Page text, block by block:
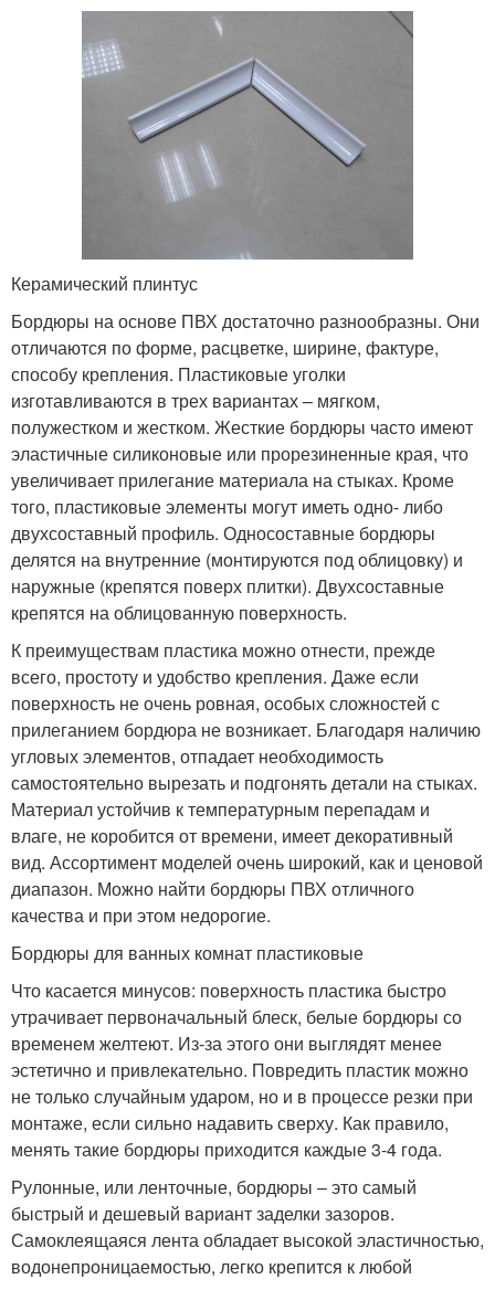
Керамический плинтус
Бордюры на основе ПВХ достаточно разнообразны. Они
отличаются по форме, расцветке, ширине, фактуре,
способу крепления. Пластиковые уголки
изготавливаются в трех вариантах – мягком,
полужестком и жестком. Жесткие бордюры часто имеют
эластичные силиконовые или прорезиненные края, что
увеличивает прилегание материала на стыках. Кроме
того, пластиковые элементы могут иметь одно- либо
двухсоставный профиль. Односоставные бордюры
делятся на внутренние (монтируются под облицовку) и
наружные (крепятся поверх плитки). Двухсоставные
крепятся на облицованную поверхность.
К преимуществам пластика можно отнести, прежде
всего, простоту и удобство крепления. Даже если
поверхность не очень ровная, особых сложностей с
прилеганием бордюра не возникает. Благодаря наличию
угловых элементов, отпадает необходимость
самостоятельно вырезать и подгонять детали на стыках.
Материал устойчив к температурным перепадам и
влаге, не коробится от времени, имеет декоративный
вид. Ассортимент моделей очень широкий, как и ценовой
диапазон. Можно найти бордюры ПВХ отличного
качества и при этом недорогие.
Бордюры для ванных комнат пластиковые
Что касается минусов: поверхность пластика быстро
утрачивает первоначальный блеск, белые бордюры со
временем желтеют. Из-за этого они выглядят менее
эстетично и привлекательно. Повредить пластик можно
не только случайным ударом, но и в процессе резки при
монтаже, если сильно надавить сверху. Как правило,
менять такие бордюры приходится каждые 3-4 года.
Рулонные, или ленточные, бордюры – это самый
быстрый и дешевый вариант заделки зазоров.
Самоклеящаяся лента обладает высокой эластичностью,
водонепроницаемостью, легко крепится к любой